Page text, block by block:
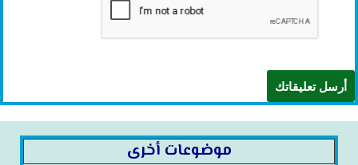
موضوعات أخرى